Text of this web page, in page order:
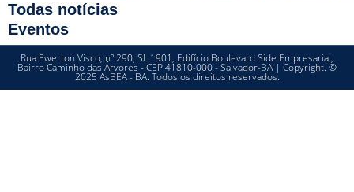
Todas notícias
Eventos
Rua Ewerton Visco, nº 290, SL 1901, Edifício Boulevard Side Empresarial,
Bairro Caminho das Árvores - CEP 41810-000 - Salvador-BA | Copyright. ©
2025 AsBEA - BA. Todos os direitos reservados.